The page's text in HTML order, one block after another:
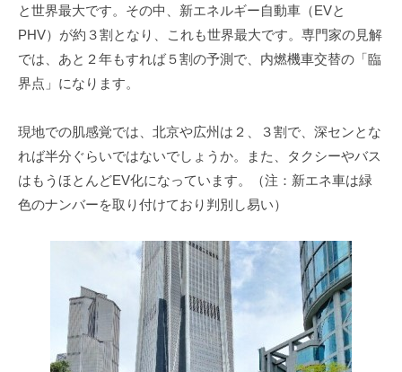
と世界最大です。その中、新エネルギー自動車（EVと
PHV）が約３割となり、これも世界最大です。専門家の見解
では、あと２年もすれば５割の予測で、内燃機車交替の「臨
界点」になります。
現地での肌感覚では、北京や広州は２、３割で、深センとな
れば半分ぐらいではないでしょうか。また、タクシーやバス
はもうほとんどEV化になっています。（注：新エネ車は緑
色のナンバーを取り付けており判別し易い）